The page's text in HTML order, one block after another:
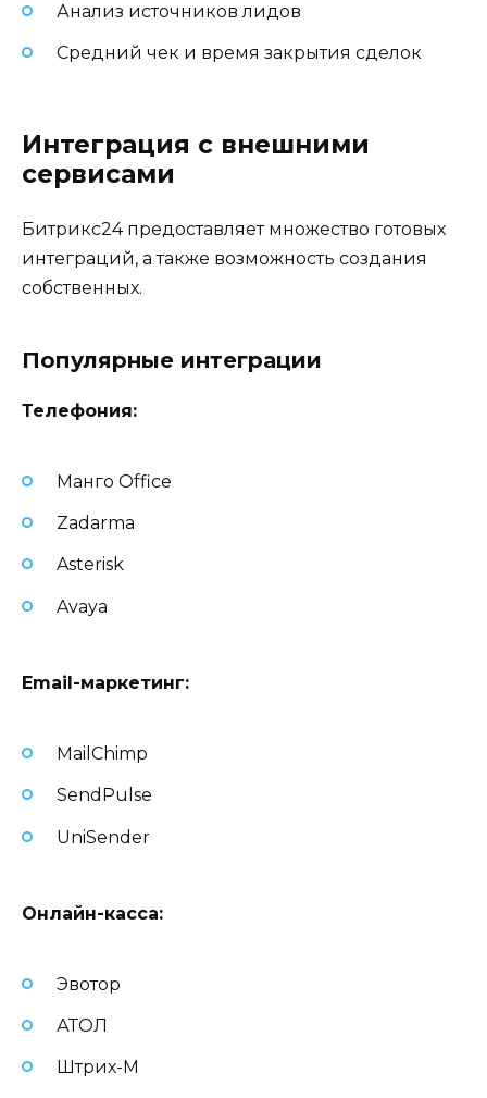
Анализ источников лидов
Средний чек и время закрытия сделок
Интеграция с внешними
сервисами
Битрикс24 предоставляет множество готовых
интеграций, а также возможность создания
собственных.
Популярные интеграции
Телефония:
Мангo Office
Zadarma
Asterisk
Avaya
Email-маркетинг:
MailChimp
SendPulse
UniSender
Онлайн-касса:
Эвотор
АТОЛ
Штрих-М